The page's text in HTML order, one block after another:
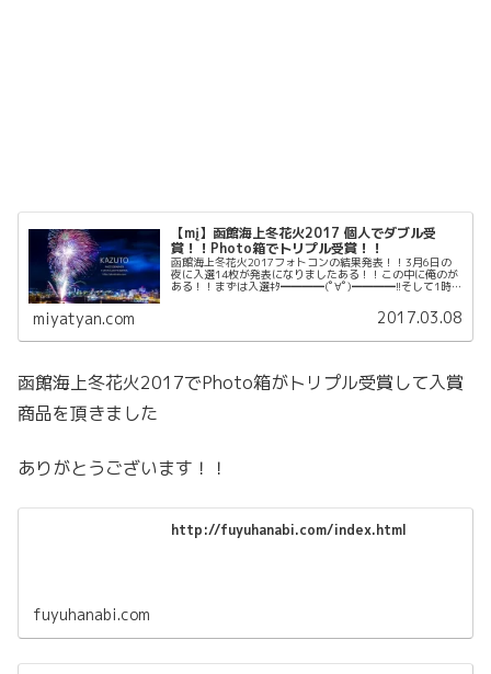
【mį】函館海上冬花火2017 個人でダブル受
賞！！Photo箱でトリプル受賞！！
函館海上冬花火2017フォトコンの結果発表！！3月6日の
夜に入選14枚が発表になりましたある！！この中に俺のが
ある！！まずは入選ｷﾀ━━━━(ﾟ∀ﾟ)━━━━!!そして1時
miyatyan.com 2017.03.08
函館海上冬花火2017でPhoto箱がトリプル受賞して入賞
商品を頂きました
ありがとうございます！！
http://fuyuhanabi.com/index.html
fuyuhanabi.com